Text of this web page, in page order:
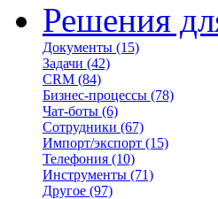
Решения
Документы (15)
Задачи (42)
CRM (84)
Бизнес-процессы (78)
Чат-боты (6)
Сотрудники (67)
Импорт/экспорт (15)
Телефония (10)
Инструменты (71)
Другое (97)